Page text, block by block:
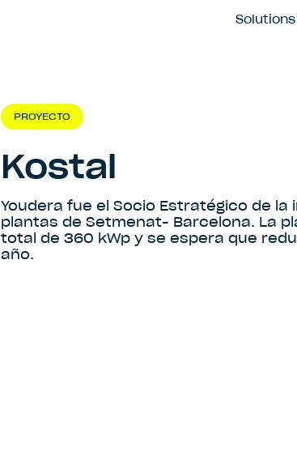
Inicio
Solutions
Contacto
PROYECTO
Kostal
Youdera fue el Socio Estratégico de
plantas de Setmenat- Barcelona. La
total de 360 kWp y se espera que
año.